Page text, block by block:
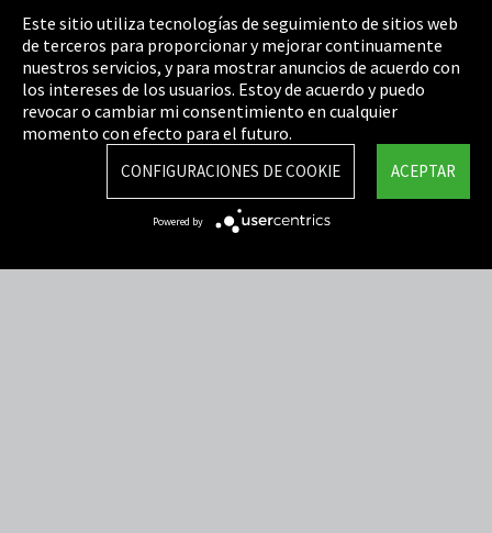
Pie de imprenta
Política de privacidad
Cookie Settings
Términos y Condiciones
Mapa del sitio
Integrity Line
Este sitio utiliza tecnologías de seguimiento de sitios web
de terceros para proporcionar y mejorar continuamente
nuestros servicios, y para mostrar anuncios de acuerdo con
los intereses de los usuarios. Estoy de acuerdo y puedo
revocar o cambiar mi consentimiento en cualquier
momento con efecto para el futuro.
ACEPTAR
CONFIGURACIONES DE COOKIE
Powered by